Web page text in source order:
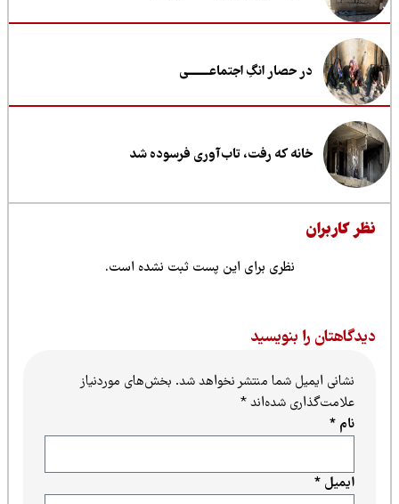
در حصار انگِ اجتماعــــــــی
خانه که رفت، تاب‌آوری فرسوده شد
کاربران
نظری برای این پست ثبت نشده است.
را بنویسید
نشانی ایمیل شما منتشر نخواهد شد.بخش‌های موردنیاز
علامت‌گذاری شده‌اند*
ایمیل*